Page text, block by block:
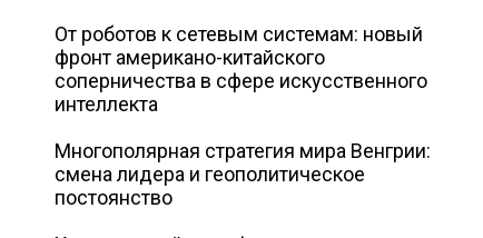
От роботов к сетевым системам: новый
фронт американо-китайского
соперничества в сфере искусственного
интеллекта
Многополярная стратегия мира Венгрии:
смена лидера и геополитическое
постоянство